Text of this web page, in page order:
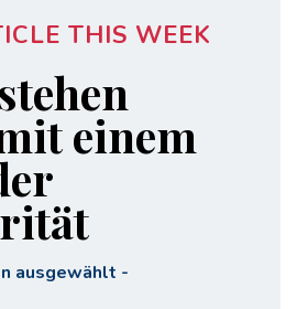
THIS WEEK
einem
ausgewählt -